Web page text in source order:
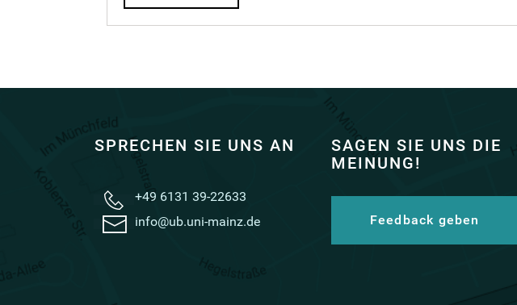
SPRECHEN SIE UNS AN
+49 6131 39-22633
info@ub.uni-mainz.de
SAGEN SIE UNS DIE
MEINUNG!
Feedback geben